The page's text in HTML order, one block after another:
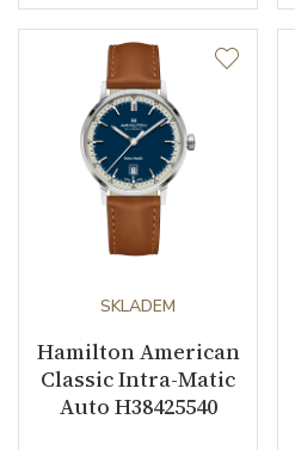
SKLADEM
Hamilton American
Classic Intra-Matic
Auto H38425540